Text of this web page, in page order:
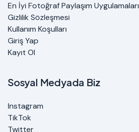
En İyi Fotoğraf Paylaşım Uygulamaları
Gizlilik Sözleşmesi
Kullanım Koşulları
Giriş Yap
Kayıt Ol
Sosyal Medyada Biz
Instagram
TikTok
Twitter